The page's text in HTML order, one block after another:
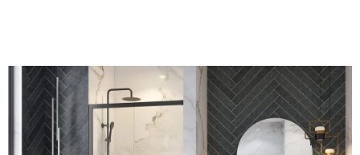
SANITA
VÝPREDAJ